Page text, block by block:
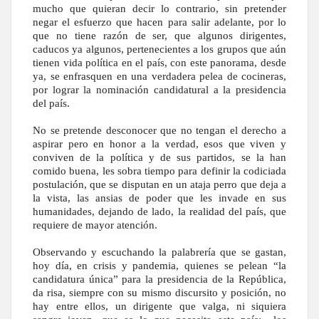
mucho que quieran decir lo contrario, sin pretender
negar el esfuerzo que hacen para salir adelante, por lo
que no tiene razón de ser, que algunos dirigentes,
caducos ya algunos, pertenecientes a los grupos que aún
tienen vida política en el país, con este panorama, desde
ya, se enfrasquen en una verdadera pelea de cocineras,
por lograr la nominación candidatural a la presidencia
del país.
No se pretende desconocer que no tengan el derecho a
aspirar pero en honor a la verdad, esos que viven y
conviven de la política y de sus partidos, se la han
comido buena, les sobra tiempo para definir la codiciada
postulación, que se disputan en un ataja perro que deja a
la vista, las ansias de poder que les invade en sus
humanidades, dejando de lado, la realidad del país, que
requiere de mayor atención.
Observando y escuchando la palabrería que se gastan,
hoy día, en crisis y pandemia, quienes se pelean “la
candidatura única” para la presidencia de la República,
da risa, siempre con su mismo discursito y posición, no
hay entre ellos, un dirigente que valga, ni siquiera